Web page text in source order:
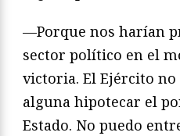
—Porque nos harían
sector político en el
victoria. El Ejército
alguna hipotecar el
Estado. No puedo